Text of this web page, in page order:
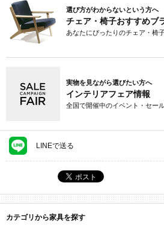
選び方がわからないという方へ
チェア・椅子おすすめブ
あなたにぴったりのチェア・椅
実物を見ながら選びたい方へ
インテリアフェア情報
全国で開催中のイベント・セー
LINEで送る
カテゴリから家具を探す